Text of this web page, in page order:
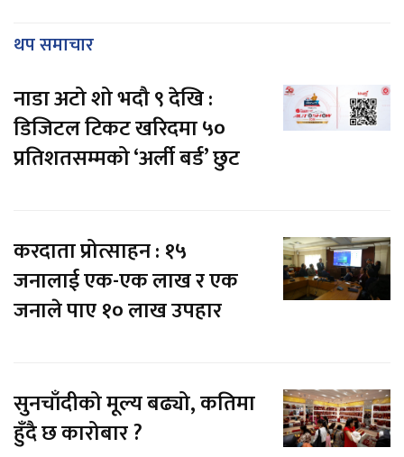
थप समाचार
नाडा अटो शो भदौ ९ देखि :
डिजिटल टिकट खरिदमा ५०
प्रतिशतसम्मको ‘अर्ली बर्ड’ छुट
करदाता प्रोत्साहन : १५
जनालाई एक-एक लाख र एक
जनाले पाए १० लाख उपहार
सुनचाँदीको मूल्य बढ्यो, कतिमा
हुँदै छ कारोबार ?